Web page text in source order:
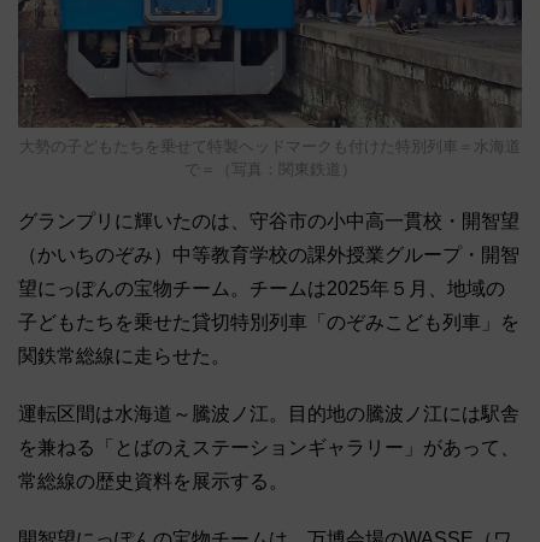
大勢の子どもたちを乗せて特製ヘッドマークも付けた特別列車＝水海道
で＝（写真：関東鉄道）
グランプリに輝いたのは、守谷市の小中高一貫校・開智望
（かいちのぞみ）中等教育学校の課外授業グループ・開智
望にっぽんの宝物チーム。チームは2025年５月、地域の
子どもたちを乗せた貸切特別列車「のぞみこども列車」を
関鉄常総線に走らせた。
運転区間は水海道～騰波ノ江。目的地の騰波ノ江には駅舎
を兼ねる「とばのえステーションギャラリー」があって、
常総線の歴史資料を展示する。